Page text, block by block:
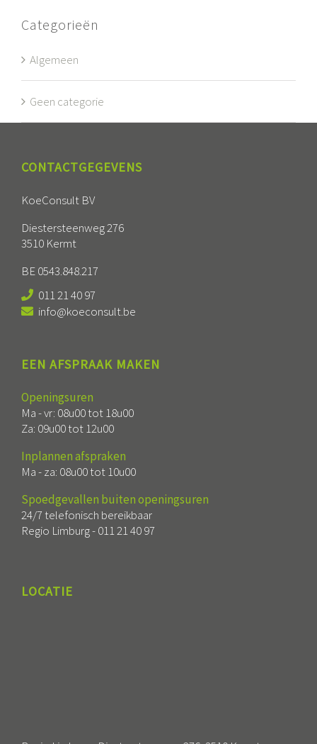
Categorieën
Algemeen
Geen categorie
CONTACTGEGEVENS
KoeConsult BV
Diestersteenweg 276
3510 Kermt
BE 0543.848.217
011 21 40 97
info@koeconsult.be
EEN AFSPRAAK MAKEN
Openingsuren
Ma - vr: 08u00 tot 18u00
Za: 09u00 tot 12u00
Inplannen afspraken
Ma - za: 08u00 tot 10u00
Spoedgevallen buiten openingsuren
24/7 telefonisch bereikbaar
Regio Limburg -011 21 40 97
LOCATIE